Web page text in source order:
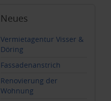
Neues
Vermietagentur Visser &
Döring
Fassadenanstrich
Renovierung der
Wohnung